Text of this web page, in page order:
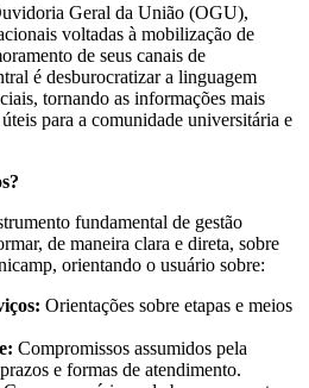
Geral da União (OGU),
voltadas à mobilização de
de seus canais de
é desburocratizar a linguagem
tornando as informações mais
para a comunidade universitária e
fundamental de gestão
de maneira clara e direta, sobre
orientando o usuário sobre:
Orientações sobre etapas e meios
Compromissos assumidos pela
e formas de atendimento.